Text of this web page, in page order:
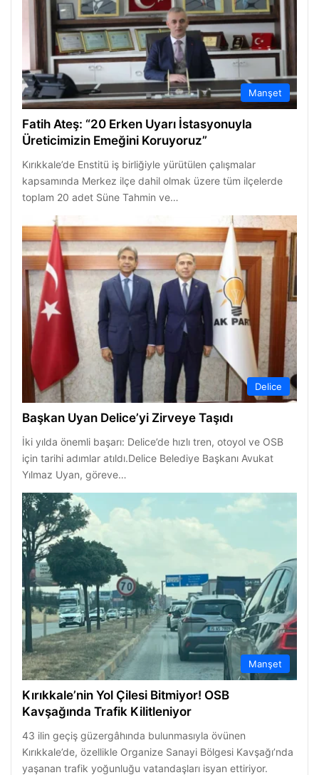
Manşet
Fatih Ateş: “20 Erken Uyarı İstasyonuyla
Üreticimizin Emeğini Koruyoruz”
Kırıkkale’de Enstitü iş birliğiyle yürütülen çalışmalar
kapsamında Merkez ilçe dahil olmak üzere tüm ilçelerde
toplam 20 adet Süne Tahmin ve…
Delice
Başkan Uyan Delice’yi Zirveye Taşıdı
İki yılda önemli başarı: Delice’de hızlı tren, otoyol ve OSB
için tarihi adımlar atıldı.Delice Belediye Başkanı Avukat
Yılmaz Uyan, göreve…
Manşet
Kırıkkale’nin Yol Çilesi Bitmiyor! OSB
Kavşağında Trafik Kilitleniyor
43 ilin geçiş güzergâhında bulunmasıyla övünen
Kırıkkale’de, özellikle Organize Sanayi Bölgesi Kavşağı’nda
yaşanan trafik yoğunluğu vatandaşları isyan ettiriyor.